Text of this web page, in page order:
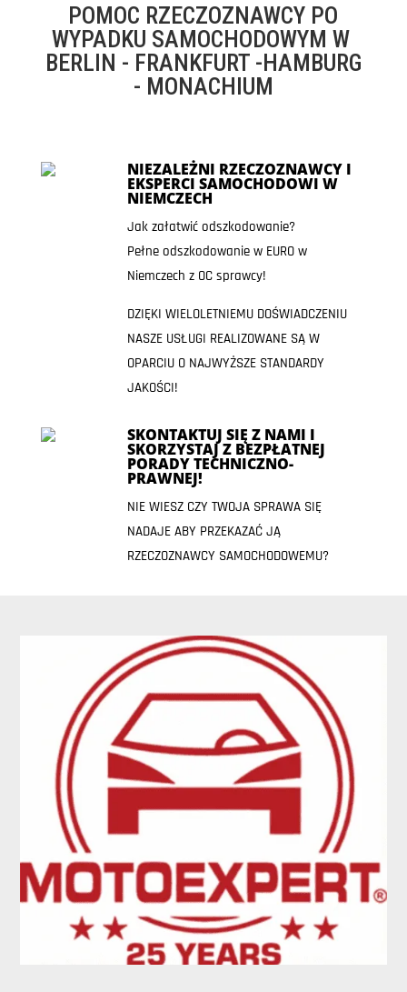
POMOC RZECZOZNAWCY PO
WYPADKU SAMOCHODOWYM W
BERLIN - FRANKFURT -HAMBURG
- MONACHIUM
NIEZALEŻNI RZECZOZNAWCY I
EKSPERCI SAMOCHODOWI W
NIEMCZECH
Jak załatwić odszkodowanie?
Pełne odszkodowanie w EURO w
Niemczech z OC sprawcy!
DZIĘKI WIELOLETNIEMU DOŚWIADCZENIU
NASZE USŁUGI REALIZOWANE SĄ W
OPARCIU O NAJWYŻSZE STANDARDY
JAKOŚCI!
SKONTAKTUJ SIĘ Z NAMI I
SKORZYSTAJ Z BEZPŁATNEJ
PORADY TECHNICZNO-
PRAWNEJ!
NIE WIESZ CZY TWOJA SPRAWA SIĘ
NADAJE ABY PRZEKAZAĆ JĄ
RZECZOZNAWCY SAMOCHODOWEMU?